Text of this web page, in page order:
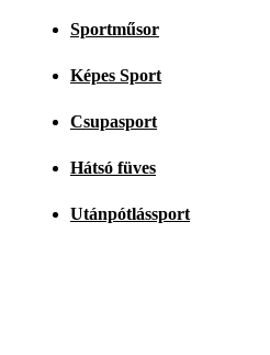
Sportműsor
Képes Sport
Csupasport
Hátsó füves
Utánpótlássport